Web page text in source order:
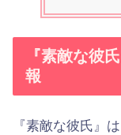
『素敵な彼
報
『素敵な彼氏』